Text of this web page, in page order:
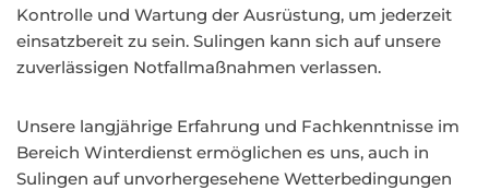
Kontrolle und Wartung der Ausrüstung, um jederzeit
einsatzbereit zu sein. Sulingen kann sich auf unsere
zuverlässigen Notfallmaßnahmen verlassen.
Unsere langjährige Erfahrung und Fachkenntnisse im
Bereich Winterdienst ermöglichen es uns, auch in
Sulingen auf unvorhergesehene Wetterbedingungen